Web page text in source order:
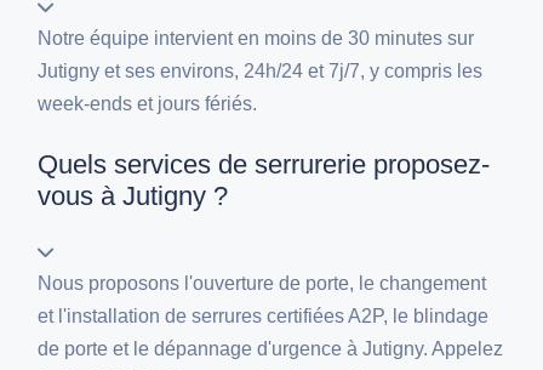
Notre équipe intervient en moins de 30 minutes sur
Jutigny et ses environs, 24h/24 et 7j/7, y compris les
week-ends et jours fériés.
Quels services de serrurerie proposez-
vous à Jutigny ?
Nous proposons l'ouverture de porte, le changement
et l'installation de serrures certifiées A2P, le blindage
de porte et le dépannage d'urgence à Jutigny. Appelez